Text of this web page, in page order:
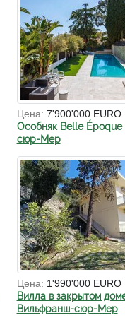
Цена: 7'900'000 EURO
Особняк Belle Époque
сюр-Мер
Цена: 1'990'000 EURO
Вилла в закрытом
Вильфранш-сюр-Мер